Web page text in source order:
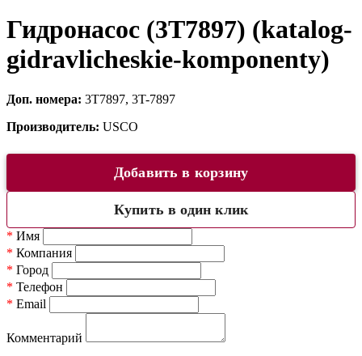
Гидронасос (3T7897) (katalog-
gidravlicheskie-komponenty)
Доп. номера: 3T7897, 3T-7897
Производитель: USCO
Добавить в корзину
Купить в один клик
* Имя
* Компания
* Город
* Телефон
* Email
Комментарий